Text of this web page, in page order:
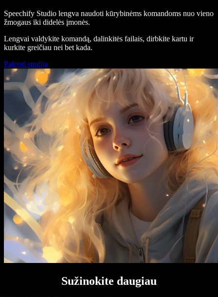
Speechify Studio lengva naudoti kūrybinėms komandoms nuo vieno
žmogaus iki didelės įmonės.
Lengvai valdykite komandą, dalinkitės failais, dirbkite kartu ir
kurkite greičiau nei bet kada.
Paleisti studiją
Sužinokite daugiau